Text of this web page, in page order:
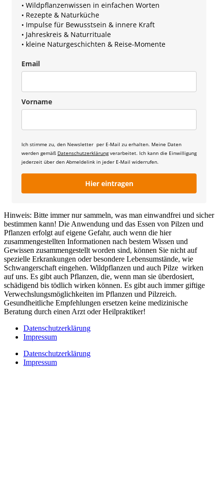
• Wildpflanzenwissen in einfachen Worten
• Rezepte & Naturküche
• Impulse für Bewusstsein & innere Kraft
• Jahreskreis & Naturrituale
• kleine Naturgeschichten & Reise-Momente
Email
Vorname
Ich stimme zu, den Newsletter per E-Mail zu erhalten. Meine Daten
werden gemäß Datenschutzerklärungverarbeitet. Ich kann die Einwilligung
jederzeit über den Abmeldelink in jeder E-Mail widerrufen.
Hier eintragen
Hinweis: Bitte immer nur sammeln, was man einwandfrei und sicher
bestimmen kann! Die Anwendung und das Essen von Pilzen und
Pflanzen erfolgt auf eigene Gefahr, auch wenn die hier
zusammengestellten Informationen nach bestem Wissen und
Gewissen zusammengestellt worden sind, können Sie nicht auf
spezielle Erkrankungen oder besondere Lebensumstände, wie
Schwangerschaft eingehen. Wildpflanzen und auch Pilze wirken
auf uns. Es gibt auch Pflanzen, die, wenn man sie überdosiert,
schädigend bis tödlich wirken können. Es gibt auch immer giftige
Verwechslungsmöglichkeiten im Pflanzen und Pilzreich.
Gesundheitliche Empfehlungen ersetzen keine medizinische
Beratung durch einen Arzt oder Heilpraktiker!
Datenschutzerklärung
Impressum
Datenschutzerklärung
Impressum